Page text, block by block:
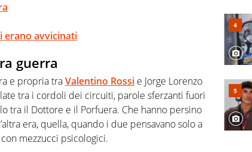
erano avvicinati
guerra
e propria traValentino Rossi e Jorge Lorenzo
tra i cordoli dei circuiti, parole sferzanti fuori
tra il Dottore e il Porfuera. Che hanno persino
era, quella, quando i due pensavano solo a
mezzucci psicologici.